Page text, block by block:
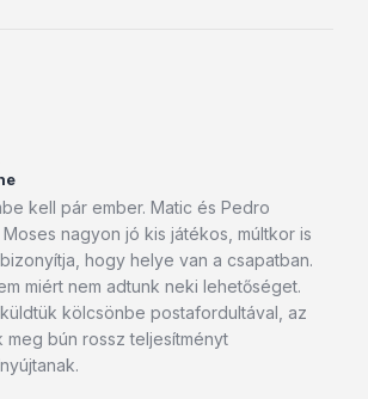
kell pár ember. Matic és Pedro
nagyon jó kis játékos, múltkor is
hogy helye van a csapatban.
miért nem adtunk neki lehetőséget.
kölcsönbe postafordultával, az
meg bún rossz teljesítményt